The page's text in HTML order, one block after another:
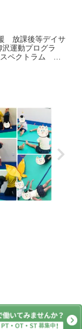
放課後等デイサ
運動プログラ
ペクトラム Ａ